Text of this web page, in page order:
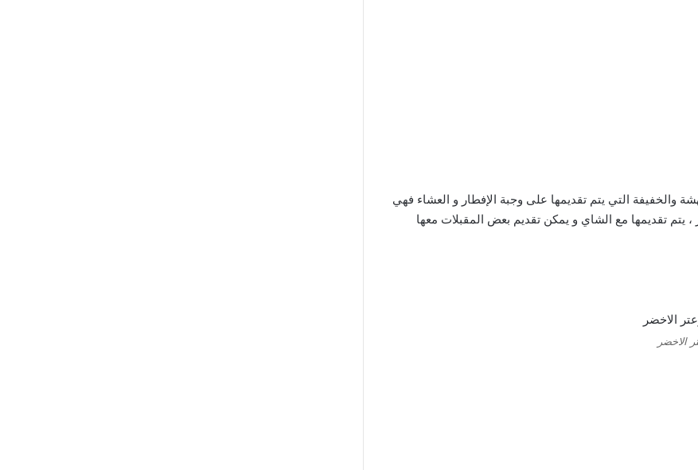
والخفيفة التي يتم تقديمها على وجبة الإفطار و العشاء فهي
يتم تقديمها مع الشاي و يمكن تقديم بعض المقبلات معها
الاخضر